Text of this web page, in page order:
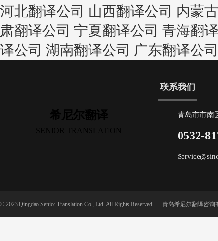
河北翻译公司 山西翻译公司 内蒙
肃翻译公司 宁夏翻译公司 青海翻
译公司 湖南翻译公司 广东翻译公司
联系我们
青岛市市南
0532-
© 2023 Qingdao Senior Translation Co., Ltd. All Rights Reserved. 青岛希尼尔翻译咨询